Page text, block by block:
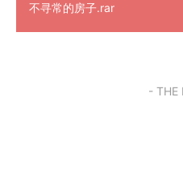
不寻常的房子.rar
- THE